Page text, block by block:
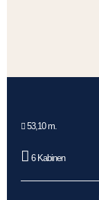
53,10 m.
6 Kabinen